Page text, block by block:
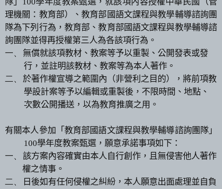
理機關：教育部）、教育部國語文課程與教學輔導諮詢團
隊為下列行為，教育部、教育部國語文課程與教學輔導諮
詢團隊並得再授權第三人為各該項行為。
一、
無償就該項教材、教案等予以重製、公開發表或發
行，並註明該教材、教案等為本人著作。
二、
於著作權宣導之範圍內（非營利之目的），將前項教
學設計案等予以編輯或重製後，不限時間、地點、
次數公開播送，以為教育推廣之用。
有關本人參加「教育部國語文課程與教學輔導諮詢團隊」
100學年度教案甄選，願意承諾事項如下：
一、
該方案內容確實由本人自行創作，且無侵害他人著作
權之情事。
二、
日後如有任何侵權之糾紛，本人願意出面處理並自負